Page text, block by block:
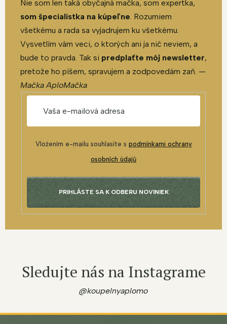
Nie som len taká obyčajná mačka, som expertka,
som špecialistka na kúpeľne. Rozumiem
všetkému a rada sa vyjadrujem ku všetkému.
Vysvetlím vám veci, o ktorých ani ja nič neviem, a
bude to pravda. Tak si predplaťte môj newsletter,
pretože ho píšem, spravujem a zodpovedám zaň. —
Mačka AploMačka
Vložením e-mailu souhlasíte s podmínkami ochrany
osobních údajů
PRIHLÁSTE SA K ODBERU NOVINIEK
Sledujte nás na Instagrame
@koupelnyaplomo
Z